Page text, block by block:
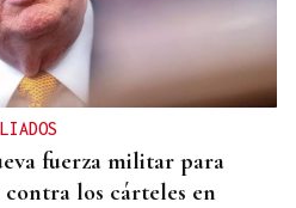
fuerza militar para
los cárteles en